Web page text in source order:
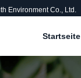
Environment Co., Ltd.
Startseite